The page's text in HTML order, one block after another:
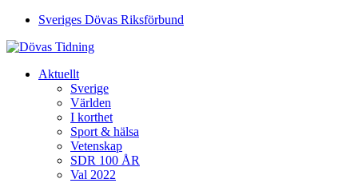
Sveriges Dövas Riksförbund
Aktuellt
Sverige
Världen
I korthet
Sport & hälsa
Vetenskap
SDR 100 ÅR
Val 2022